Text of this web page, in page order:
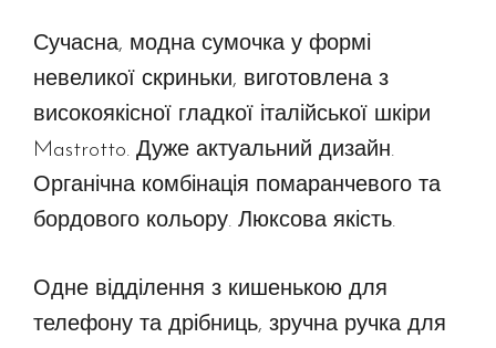
Сучасна, модна сумочка у формі
невеликої скриньки, виготовлена з
високоякісної гладкої італійської шкіри
Mastrotto. Дуже актуальний дизайн.
Органічна комбінація помаранчевого та
бордового кольору. Люксова якість.
Одне відділення з кишенькою для
телефону та дрібниць, зручна ручка для